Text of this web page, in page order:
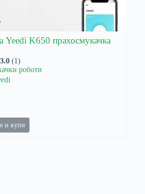
Yeedi K650 прахосмукачка
3.0 1
роботи
и купи